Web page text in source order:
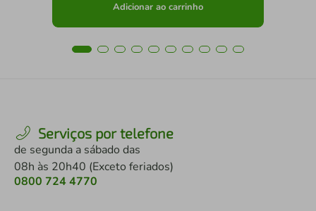
Adicionar ao carrinho
Serviços por telefone
de segunda a sábado das
08h às 20h40 (Exceto feriados)
0800 724 4770